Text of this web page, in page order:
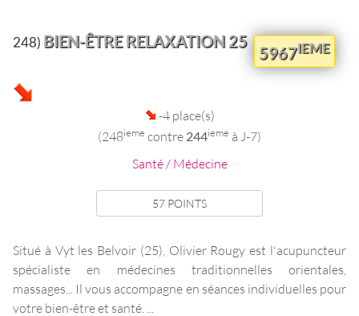
248) BIEN-ÊTRE RELAXATION 25
5967IEME
-4 place(s)
(248ieme contre 244ieme à J-7)
Santé / Médecine
57 POINTS
Situé à Vyt les Belvoir (25), Olivier Rougy est l'acupuncteur
spécialiste en médecines traditionnelles orientales,
massages... Il vous accompagne en séances individuelles pour
votre bien-être et santé. ...